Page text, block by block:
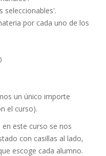
seleccionables'.
por cada uno de los
un único importe
el curso).
este curso se nos
con casillas al lado,
escoge cada alumno.